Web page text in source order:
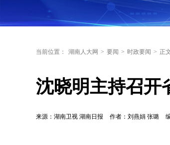
当前位置： 湖南人大网 > 要闻 > 时政要闻 > 正
沈晓明主持召开
来源：湖南卫视 湖南日报 作者：刘燕娟 张璐